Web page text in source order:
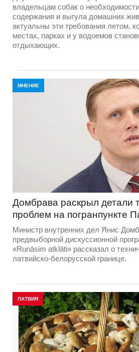
владельцам собак о
содержания и выгула домашних
актуальны эти требования летом,
местах, парках и у водоемов
отдыхающих.
МНЕНИЕ
Домбравa раскрыл детали
проблем на погранпункте
Министр внутренних дел Янис
предвыборной дискуссионной
«Runāsim atklāti» рассказал о
латвийско-белорусской границе.
ЛАТВИЯ